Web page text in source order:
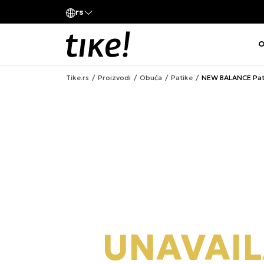
rs
Tike.rs Proizvodi Obuća Patike NEW BALANCE